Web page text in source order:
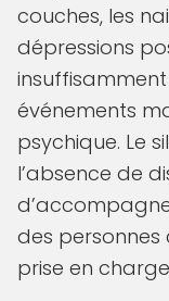
couches, les
dépressions
événements
psychique. Le
l’absence de
des
prise en